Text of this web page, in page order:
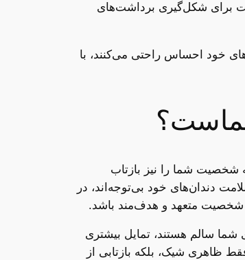
است برای شکل‌گیری برداشت‌های
خود احساس راحتی می‌کنند، با
شخصیت شما را نیز بازتاب
دندان‌های خود بی‌توجه‌اند، در
شخصیت متعهد و هدف‌مند باشد.
شما سالم هستند، تمایل بیشتری
ظاهری شیک، بلکه بازتابی از